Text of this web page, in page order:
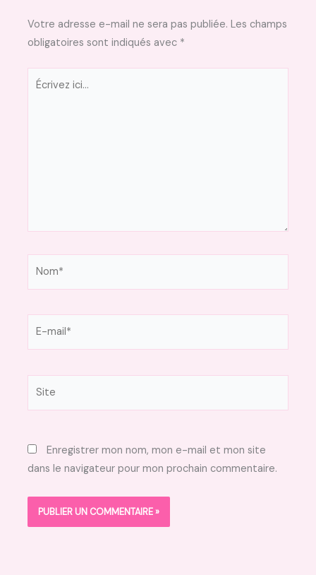
Votre adresse e-mail ne sera pas publiée. Les champs
obligatoires sont indiqués avec *
Écrivez
Enregistrer mon nom, mon e-mail et mon site
dans le navigateur pour mon prochain commentaire.